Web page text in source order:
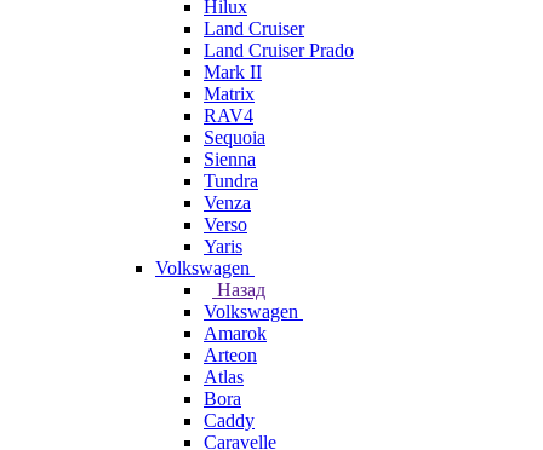
Hilux
Land Cruiser
Land Cruiser Prado
Mark II
Matrix
RAV4
Sequoia
Sienna
Tundra
Venza
Verso
Yaris
Volkswagen
Назад
Volkswagen
Amarok
Arteon
Atlas
Bora
Caddy
Caravelle